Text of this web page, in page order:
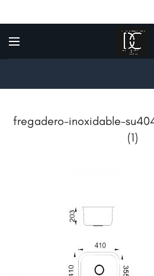
fregadero-inoxidable-
(1)